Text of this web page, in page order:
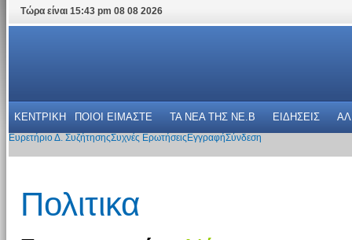
Τώρα είναι 15:43 pm 08 08 2026
ΚΕΝΤΡΙΚΗ ΠΟΙΟΙ ΕΙΜΑΣΤΕ ΤΑ ΝΕΑ THΣ NE.B ΕΙΔΗΣΕΙΣ
Ευρετήριο Δ. ΣυζήτησηςΣυχνές Ερωτήσεις ΕγγραφήΣύνδεση
Πολιτικα